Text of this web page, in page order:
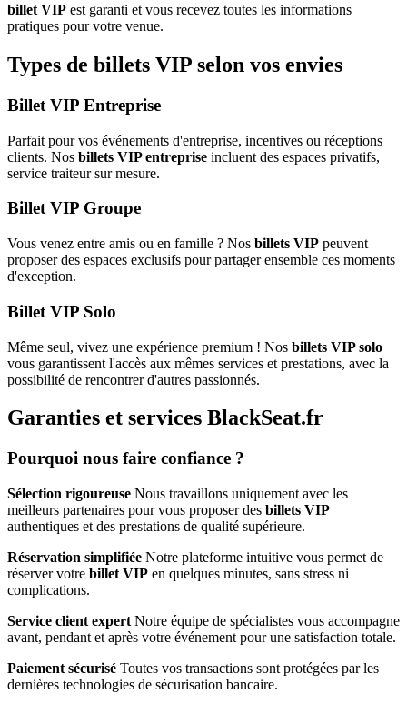
billet VIP est garanti et vous recevez toutes les informations
pratiques pour votre venue.
Types de billets VIP selon vos envies
Billet VIP Entreprise
Parfait pour vos événements d'entreprise, incentives ou réceptions
clients. Nos billets VIP entreprise incluent des espaces privatifs,
service traiteur sur mesure.
Billet VIP Groupe
Vous venez entre amis ou en famille ? Nos billets VIP peuvent
proposer des espaces exclusifs pour partager ensemble ces moments
d'exception.
Billet VIP Solo
Même seul, vivez une expérience premium ! Nos billets VIP solo
vous garantissent l'accès aux mêmes services et prestations, avec la
possibilité de rencontrer d'autres passionnés.
Garanties et services BlackSeat.fr
Pourquoi nous faire confiance ?
Sélection rigoureuse Nous travaillons uniquement avec les
meilleurs partenaires pour vous proposer des billets VIP
authentiques et des prestations de qualité supérieure.
Réservation simplifiée Notre plateforme intuitive vous permet de
réserver votre billet VIP en quelques minutes, sans stress ni
complications.
Service client expert Notre équipe de spécialistes vous accompagne
avant, pendant et après votre événement pour une satisfaction totale.
Paiement sécurisé Toutes vos transactions sont protégées par les
dernières technologies de sécurisation bancaire.